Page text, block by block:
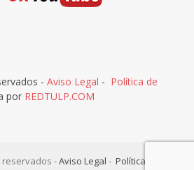
- Aviso Legal - Política de
por REDTULP.COM
-Aviso Legal - Política de